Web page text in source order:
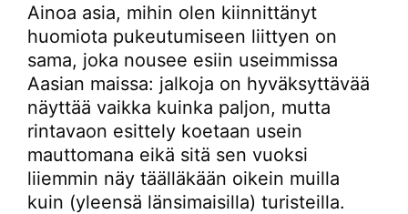
Ainoa asia, mihin olen kiinnittänyt
huomiota pukeutumiseen liittyen on
sama, joka nousee esiin useimmissa
Aasian maissa: jalkoja on hyväksyttävää
näyttää vaikka kuinka paljon, mutta
rintavaon esittely koetaan usein
mauttomana eikä sitä sen vuoksi
liiemmin näy täälläkään oikein muilla
kuin (yleensä länsimaisilla) turisteilla.